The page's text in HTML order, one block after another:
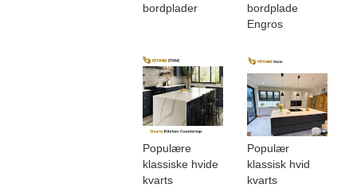
bordplader
bordplade
Engros
Populære
klassiske hvide
kvarts
Populær
klassisk hvid
kvarts